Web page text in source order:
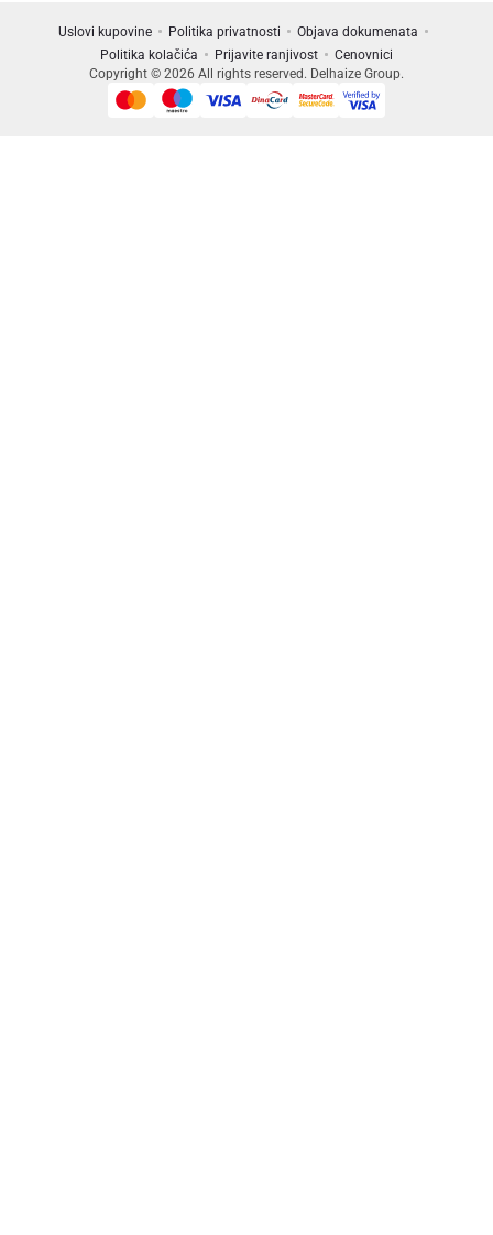
Uslovi kupovine Politika privatnosti
Objava dokumenata
Politika kolačića
Prijavite ranjivost
Cenovnici
Copyright © 2026 All rights reserved. Delhaize Group.